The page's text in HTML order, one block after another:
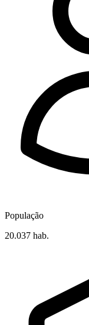
População
20.037 hab.